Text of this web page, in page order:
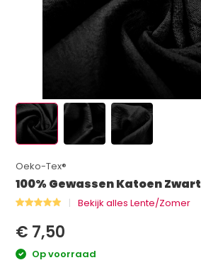
Oeko-Tex®
100% Gewassen Katoen Zwart
Bekijk alles Lente/Zomer
€ 7,50
Op voorraad